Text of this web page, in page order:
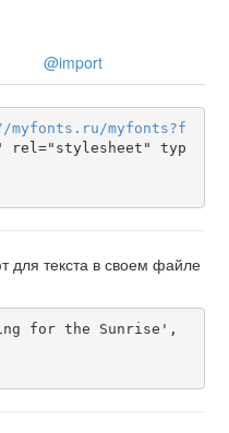
@import
myfonts . ru /myfonts?f
rel="stylesheet" typ
для текста в своем файле